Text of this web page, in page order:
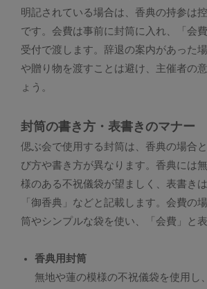
明記されている場合は、香典の持参は
です。会費は事前に封筒に入れ、「会
受付で渡します。辞退の案内があった
や贈り物を渡すことは避け、主催者の
ょう。
封筒の書き方・表書きのマナー
偲ぶ会で使用する封筒は、香典の場合
び方や書き方が異なります。香典には
様のある不祝儀袋が望ましく、表書き
「御香典」などと記載します。会費の
筒やシンプルな袋を使い、「会費」と表
香典用封筒
無地や蓮の模様の不祝儀袋を使用し